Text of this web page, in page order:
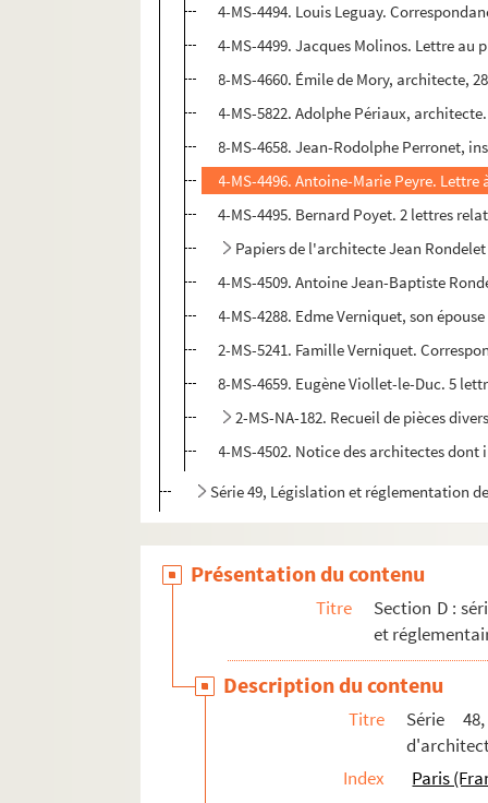
4-MS-4494. Louis Leguay.
4-MS-4499. Jacques Molinos. Lettre au
8-MS-4660. Émile de Mory, architecte,
4-MS-5822. Adolphe Périaux,
8-MS-4658. Jean-Rodolphe Perronet,
4-MS-4496. Antoine-Marie Peyre.
4-MS-4495. Bernard Poyet. 2 lettres
Papiers de l'architecte Jean Rondelet
4-MS-4509. Antoine Jean-Baptiste
4-MS-4288. Edme Verniquet, son
2-MS-5241. Famille Verniquet.
8-MS-4659. Eugène Viollet-le-Duc. 5
2-MS-NA-182. Recueil de pièces
4-MS-4502. Notice des architectes
Série 49, Législation et réglementation
Présentation du contenu
Titre
Section D :
et
Description du contenu
Titre
Série
Index
Paris